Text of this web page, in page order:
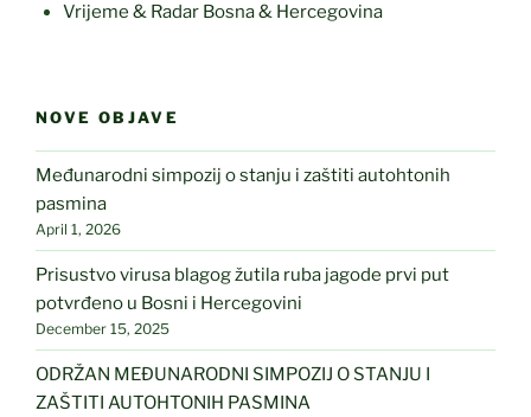
Vrijeme & Radar Bosna & Hercegovina
NOVE OBJAVE
Međunarodni simpozij o stanju i zaštiti autohtonih
pasmina
April 1, 2026
Prisustvo virusa blagog žutila ruba jagode prvi put
potvrđeno u Bosni i Hercegovini
December 15, 2025
ODRŽAN MEĐUNARODNI SIMPOZIJ O STANJU I
ZAŠTITI AUTOHTONIH PASMINA